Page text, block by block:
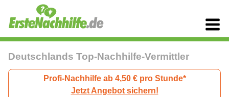
Deutschlands Top-Nachhilfe-Vermittler
Profi-Nachhilfe ab 4,50 € pro Stunde*
Jetzt Angebot sichern!